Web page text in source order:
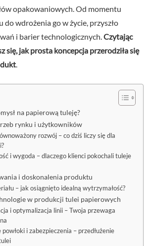
opakowaniowych. Od momentu
do wdrożenia go w życie, przyszło
i barier technologicznych.Czytając
się, jak prosta koncepcja przerodziła się
.
na papierową tuleję?
rynku i użytkowników
rozwój – co dziś liczy się dla
i wygoda – dlaczego klienci pokochali tuleje
i doskonalenia produktu
– jak osiągnięto idealną wytrzymałość?
w produkcji tulei papierowych
i optymalizacja linii – Twoja przewaga
i zabezpieczenia – przedłużenie